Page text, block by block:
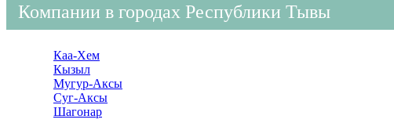
Компании в городах Республики Тывы
Каа-Хем
Кызыл
Мугур-Аксы
Суг-Аксы
Шагонар